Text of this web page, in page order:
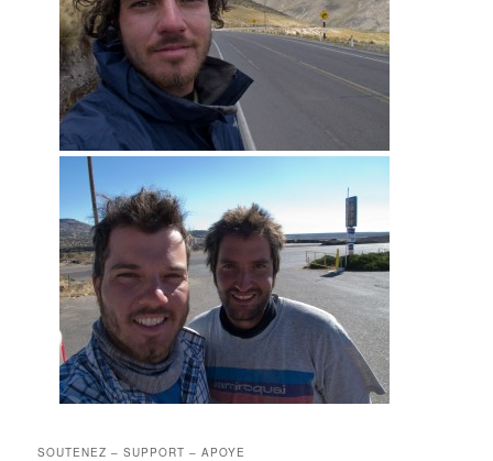
SOUTENEZ – SUPPORT – APOYE